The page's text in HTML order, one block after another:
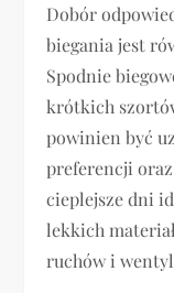
Dobór
biegania jest
Spodnie
krótkich
powinien być
preferencji
cieplejsze dni
lekkich
ruchów i